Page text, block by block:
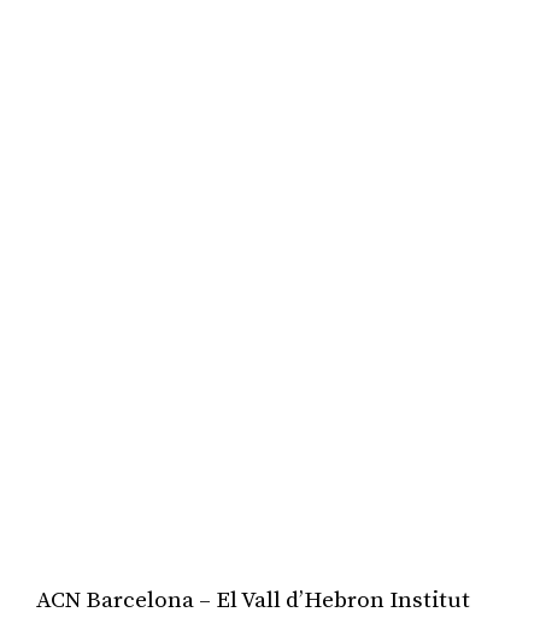
ACN Barcelona – El Vall d’Hebron Institut